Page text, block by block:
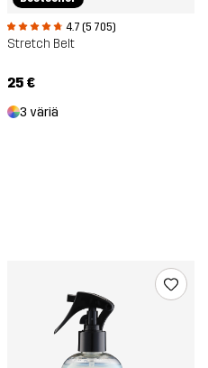
4.7 (5 705)
Stretch Belt
25 €
3 väriä